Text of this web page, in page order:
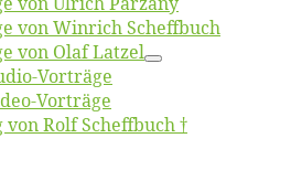
von Win­rich Scheffbuch
von Olaf Latzel
Vor­trä­ge
Vor­trä­ge
Rolf Scheffbuch †